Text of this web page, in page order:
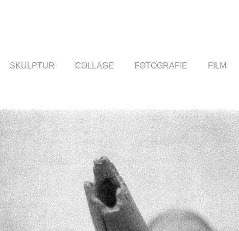
SKULPTUR COLLAGE FOTOGRAFIE FILM